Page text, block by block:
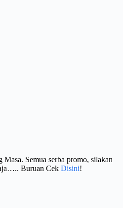
Masa. Semua serba promo, silakan
Buruan Cek Disini!